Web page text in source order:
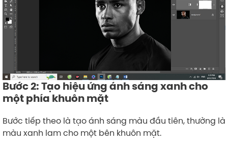
Bước 2: Tạo hiệu ứng ánh sáng xanh cho
một phía khuôn mặt
Bước tiếp theo là tạo ánh sáng màu đầu tiên, thường là
màu xanh lam cho một bên khuôn mặt.